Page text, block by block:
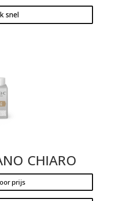
snel
CHIARO
prijs